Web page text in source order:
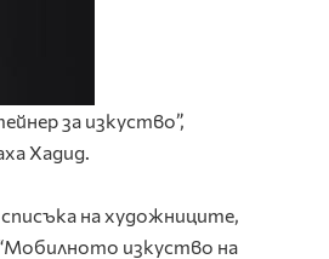
за изкуство”,
Хадид.
на художниците,
изкуство на